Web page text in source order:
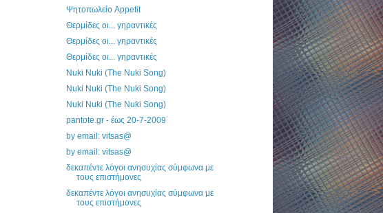
Ψητοπωλείο Appetit
Θερμίδες οι... γηραντικές
Θερμίδες οι... γηραντικές
Θερμίδες οι... γηραντικές
Nuki Nuki (The Nuki Song)
Nuki Nuki (The Nuki Song)
Nuki Nuki (The Nuki Song)
pantote.gr - έως 20-7-2009
by email: vitsas@
by email: vitsas@
δεκαπέντε λόγοι ανησυχίας σύμφωνα με
τους επιστήμονες
δεκαπέντε λόγοι ανησυχίας σύμφωνα με
τους επιστήμονες